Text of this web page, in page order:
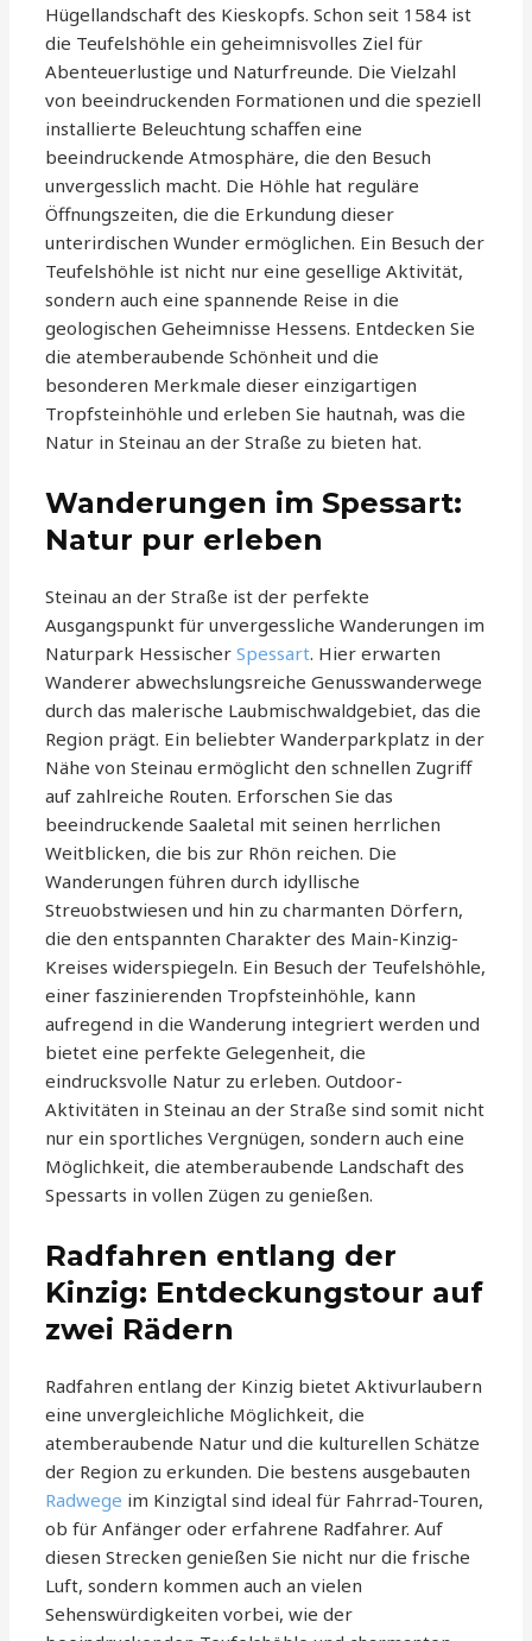
Hügellandschaft des Kieskopfs. Schon seit 1584 ist
die Teufelshöhle ein geheimnisvolles Ziel für
Abenteuerlustige und Naturfreunde. Die Vielzahl
von beeindruckenden Formationen und die speziell
installierte Beleuchtung schaffen eine
beeindruckende Atmosphäre, die den Besuch
unvergesslich macht. Die Höhle hat reguläre
Öffnungszeiten, die die Erkundung dieser
unterirdischen Wunder ermöglichen. Ein Besuch der
Teufelshöhle ist nicht nur eine gesellige Aktivität,
sondern auch eine spannende Reise in die
geologischen Geheimnisse Hessens. Entdecken Sie
die atemberaubende Schönheit und die
besonderen Merkmale dieser einzigartigen
Tropfsteinhöhle und erleben Sie hautnah, was die
Natur in Steinau an der Straße zu bieten hat.
Wanderungen im Spessart:
Natur pur erleben
Steinau an der Straße ist der perfekte
Ausgangspunkt für unvergessliche Wanderungen im
Naturpark HessischerSpessart. Hier erwarten
Wanderer abwechslungsreiche Genusswanderwege
durch das malerische Laubmischwaldgebiet, das die
Region prägt. Ein beliebter Wanderparkplatz in der
Nähe von Steinau ermöglicht den schnellen Zugriff
auf zahlreiche Routen. Erforschen Sie das
beeindruckende Saaletal mit seinen herrlichen
Weitblicken, die bis zur Rhön reichen. Die
Wanderungen führen durch idyllische
Streuobstwiesen und hin zu charmanten Dörfern,
die den entspannten Charakter des Main-Kinzig-
Kreises widerspiegeln. Ein Besuch der Teufelshöhle,
einer faszinierenden Tropfsteinhöhle, kann
aufregend in die Wanderung integriert werden und
bietet eine perfekte Gelegenheit, die
eindrucksvolle Natur zu erleben. Outdoor-
Aktivitäten in Steinau an der Straße sind somit nicht
nur ein sportliches Vergnügen, sondern auch eine
Möglichkeit, die atemberaubende Landschaft des
Spessarts in vollen Zügen zu genießen.
Radfahren entlang der
Kinzig: Entdeckungstour auf
zwei Rädern
Radfahren entlang der Kinzig bietet Aktivurlaubern
eine unvergleichliche Möglichkeit, die
atemberaubende Natur und die kulturellen Schätze
der Region zu erkunden. Die bestens ausgebauten
Radwege im Kinzigtal sind ideal für Fahrrad-Touren,
ob für Anfänger oder erfahrene Radfahrer. Auf
diesen Strecken genießen Sie nicht nur die frische
Luft, sondern kommen auch an vielen
Sehenswürdigkeiten vorbei, wie der